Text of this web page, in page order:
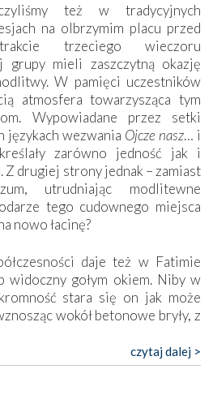
też w tradycyjnych
na olbrzymim placu przed
trzeciego wieczoru
grupy mieli zaszczytną okazję
W pamięci uczestników
atmosfera towarzysząca tym
Wypowiadane przez setki
językach wezwania Ojcze nasz… i
zarówno jedność jak i
Z drugiej strony jednak – zamiast
utrudniając modlitewne
tego cudownego miejsca
nowo łacinę?
daje też w Fatimie
widoczny gołym okiem. Niby w
stara się on jak może
wokół betonowe bryły, z
co wspólnego z żywą,
mieć płaskie, szare bunkry albo
przypomina bardziej
czytaj dalej >